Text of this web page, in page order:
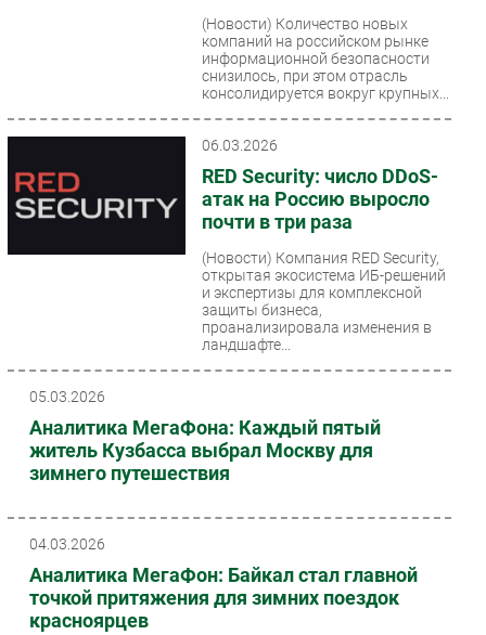
(Новости) Количество новых
компаний на российском рынке
информационной безопасности
снизилось, при этом отрасль
консолидируется вокруг крупных...
06.03.2026
RED Security: число DDoS-
атак на Россию выросло
почти в три раза
(Новости) Компания RED Security,
открытая экосистема ИБ-решений
и экспертизы для комплексной
защиты бизнеса,
проанализировала изменения в
ландшафте...
05.03.2026
Аналитика МегаФона: Каждый пятый
житель Кузбасса выбрал Москву для
зимнего путешествия
04.03.2026
Аналитика МегаФон: Байкал стал главной
точкой притяжения для зимних поездок
красноярцев